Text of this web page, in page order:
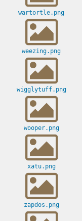
wartortle.png
weezing.png
wigglytuff.png
wooper.png
xatu.png
zapdos.png